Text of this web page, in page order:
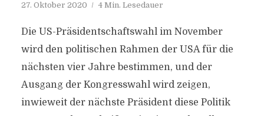
27. Oktober 2020 4 Min. Lesedauer
Die US-Präsidentschaftswahl im November
wird den politischen Rahmen der USA für die
nächsten vier Jahre bestimmen, und der
Ausgang der Kongresswahl wird zeigen,
inwieweit der nächste Präsident diese Politik